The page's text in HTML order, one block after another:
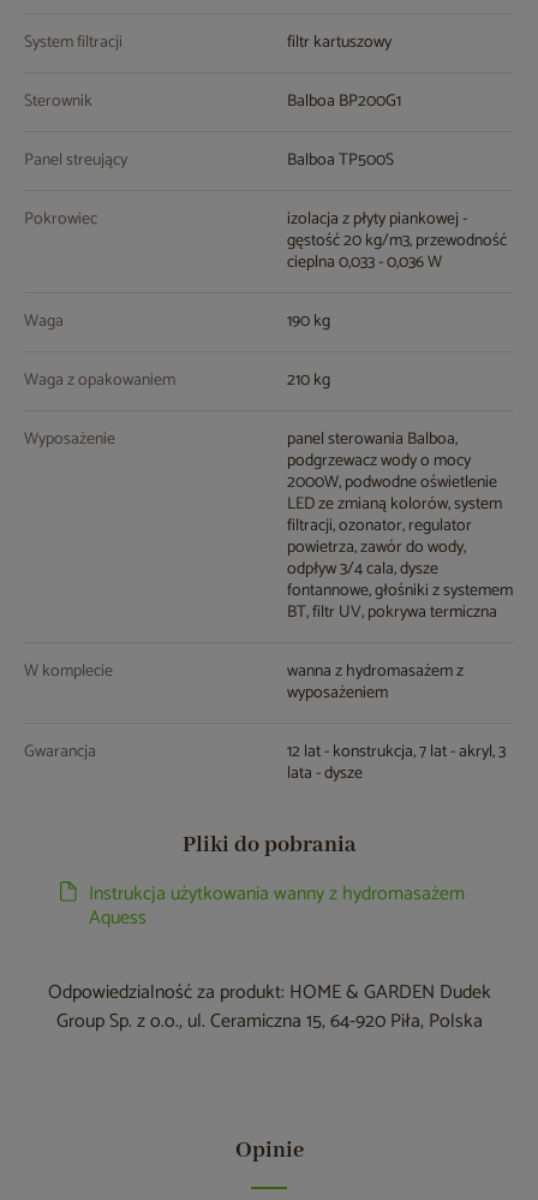
System filtracji filtr kartuszowy
Sterownik Balboa BP200G1
Panel streujący Balboa TP500S
Pokrowiec izolacja z płyty piankowej -
gęstość 20 kg/m3, przewodność
cieplna 0,033 - 0,036 W
Waga 190 kg
Waga z opakowaniem 210 kg
Wyposażenie panel sterowania Balboa,
podgrzewacz wody o mocy
2000W, podwodne oświetlenie
LED ze zmianą kolorów, system
filtracji, ozonator, regulator
powietrza, zawór do wody,
odpływ 3/4 cala, dysze
fontannowe, głośniki z systemem
BT, filtr UV, pokrywa termiczna
W komplecie wanna z hydromasażem z
wyposażeniem
Gwarancja 12 lat - konstrukcja, 7 lat - akryl, 3
lata - dysze
Pliki do pobrania
Instrukcja użytkowania wanny z hydromasażem
Aquess
Odpowiedzialność za produkt: HOME & GARDEN Dudek
Group Sp. z o.o., ul. Ceramiczna 15, 64-920 Piła, Polska
Opinie